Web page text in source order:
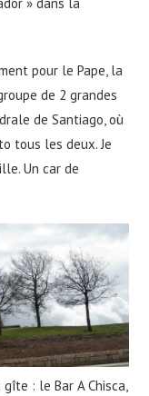
pour le Pape, la
de 2 grandes
de Santiago, où
tous les deux. Je
Un car de
: le Bar A Chisca,